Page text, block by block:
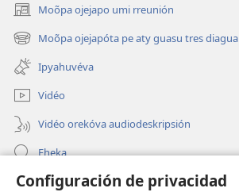
Configuración de privacidad
Moõpa ojejapo umi rreunión
(abre
una
nueva
ventana)
Moõpa ojejapóta pe aty guasu tres diagua
(abre
una
nueva
ventana)
Ipyahuvéva
Vidéo
Vidéo orekóva audiodeskripsión
Eheka
Ayuda